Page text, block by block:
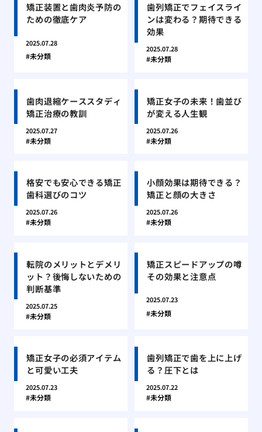
矯正装置と歯肉炎予防の
ための徹底ケア
2025.07.28
未分類
歯列矯正でフェイスライ
ンは変わる？期待できる
効果
2025.07.28
未分類
歯肉退縮ケーススタディ
矯正治療の教訓
2025.07.27
未分類
矯正女子の未来！歯並び
が変える人生観
2025.07.26
未分類
格安でも安心できる矯正
歯科選びのコツ
2025.07.26
未分類
小顔効果は期待できる？
矯正と顔の大きさ
2025.07.26
未分類
転院のメリットとデメリ
ット？後悔しないための
判断基準
2025.07.25
未分類
矯正スピードアップの噂
その効果と注意点
2025.07.23
未分類
矯正女子の必須アイテム
と可愛い工夫
2025.07.23
未分類
歯列矯正で歯を上に上げ
る？圧下とは
2025.07.22
未分類